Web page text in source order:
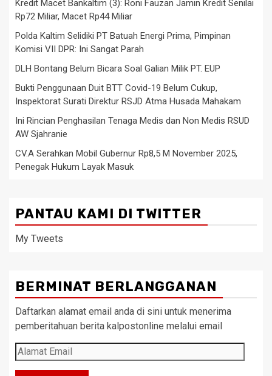
Kredit Macet Bankaltim (3): Roni Fauzan Jamin Kredit Senilai
Rp72 Miliar, Macet Rp44 Miliar
Polda Kaltim Selidiki PT Batuah Energi Prima, Pimpinan
Komisi VII DPR: Ini Sangat Parah
DLH Bontang Belum Bicara Soal Galian Milik PT. EUP
Bukti Penggunaan Duit BTT Covid-19 Belum Cukup,
Inspektorat Surati Direktur RSJD Atma Husada Mahakam
Ini Rincian Penghasilan Tenaga Medis dan Non Medis RSUD
AW Sjahranie
CV.A Serahkan Mobil Gubernur Rp8,5 M November 2025,
Penegak Hukum Layak Masuk
PANTAU KAMI DI TWITTER
My Tweets
BERMINAT BERLANGGANAN
Daftarkan alamat email anda di sini untuk menerima
pemberitahuan berita kalpostonline melalui email
Alamat
Email